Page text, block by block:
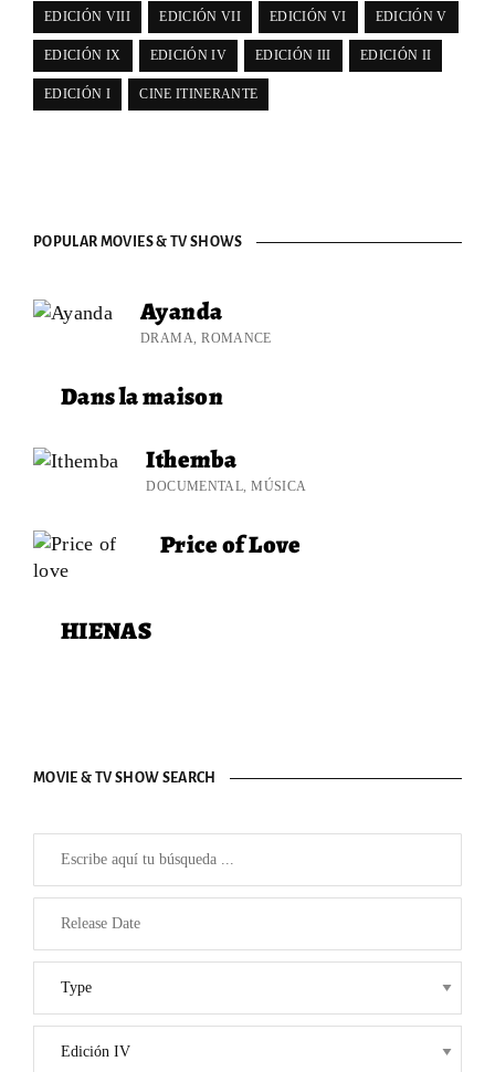
EDICIÓN VIII EDICIÓN VII EDICIÓN VI EDICIÓN V
EDICIÓN IX EDICIÓN IV EDICIÓN III EDICIÓN II
EDICIÓN I CINE ITINERANTE
POPULAR MOVIES & TV SHOWS
Ayanda
DRAMA ROMANCE
Dans la maison
Ithemba
DOCUMENTAL MÚSICA
Price of Love
HIENAS
MOVIE & TV SHOW SEARCH